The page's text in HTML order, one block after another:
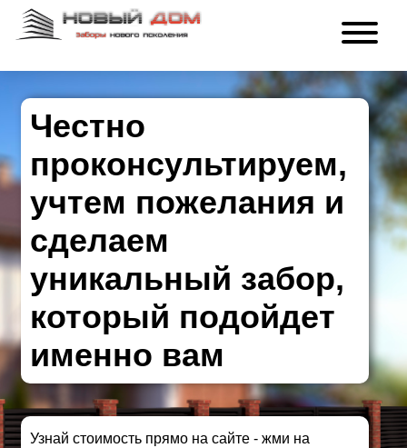
Честно
проконсультируем,
учтем пожелания и
сделаем
уникальный забор,
который подойдет
именно вам
Узнай стоимость прямо на сайте - жми на